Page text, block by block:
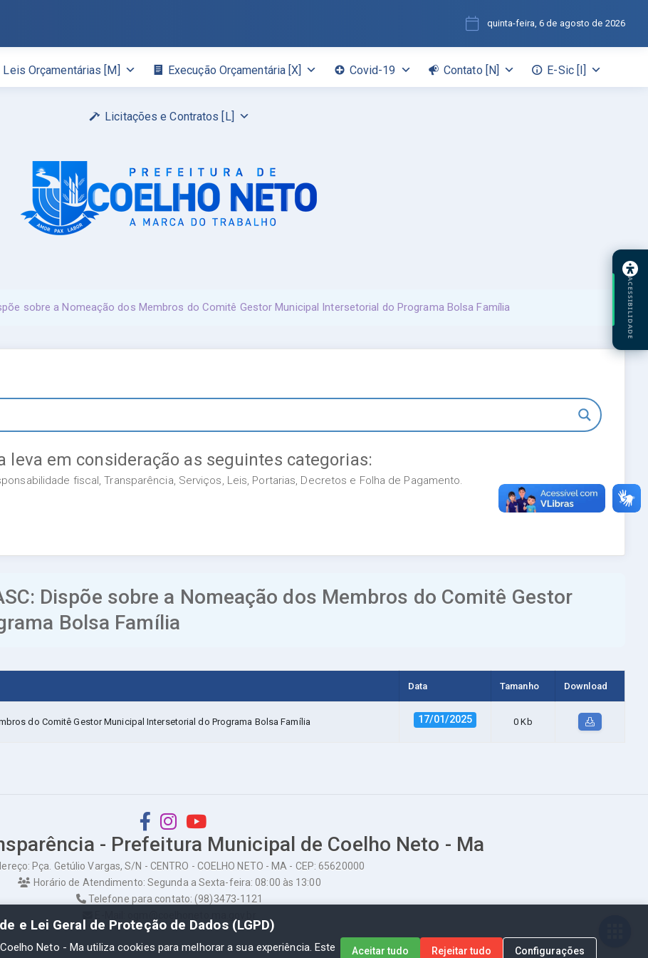
Leis Orçamentárias [M] Execução Orçamentária [X] Covid-19 Contato [N] E-Sic [I]
Licitações e Contratos [L]
quinta-feira, 6 de agosto de 2026
sobre a Nomeação dos Membros do Comitê Gestor Municipal Intersetorial do Programa Bolsa Família
leva em consideração as seguintes categorias:
fiscal, Transparência, Serviços, Leis, Portarias, Decretos e Folha de Pagamento.
Dispõe sobre a Nomeação dos Membros do Comitê Gestor
Bolsa Família
Data Tamanho Download
do Comitê Gestor Municipal Intersetorial do Programa Bolsa Família 17/01/2025 0 Kb
- Prefeitura Municipal de Coelho Neto - Ma
Pça. Getúlio Vargas, S/N - CENTRO - COELHO NETO - MA - CEP: 65620000
Horário de Atendimento: Segunda a Sexta-feira: 08:00 às 13:00
Telefone para contato: (98)3473-1121
ACESSIBILIDADE
e Lei Geral de Proteção de Dados (LGPD)
Neto - Ma utiliza cookies para melhorar a sua experiência. Este
Aceitar tudo Rejeitar tudo Configurações